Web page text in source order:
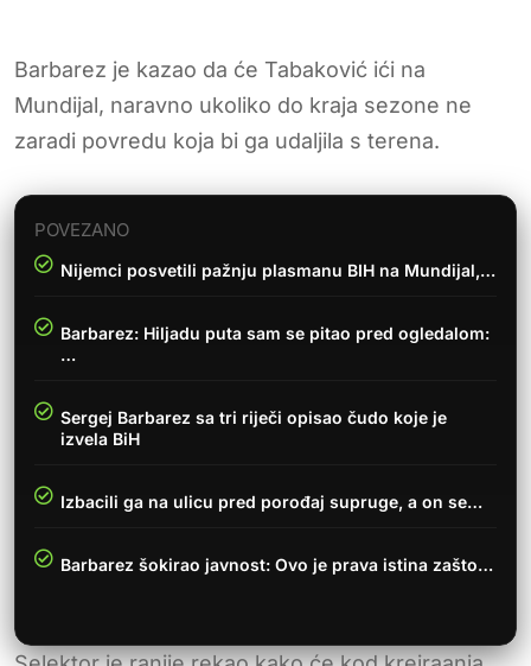
Barbarez je kazao da će Tabaković ići na
Mundijal, naravno ukoliko do kraja sezone ne
zaradi povredu koja bi ga udaljila s terena.
POVEZANO
Nijemci posvetili pažnju plasmanu BIH na Mundijal,…
Barbarez: Hiljadu puta sam se pitao pred ogledalom:
…
Sergej Barbarez sa tri riječi opisao čudo koje je
izvela BiH
Izbacili ga na ulicu pred porođaj supruge, a on se…
Barbarez šokirao javnost: Ovo je prava istina zašto…